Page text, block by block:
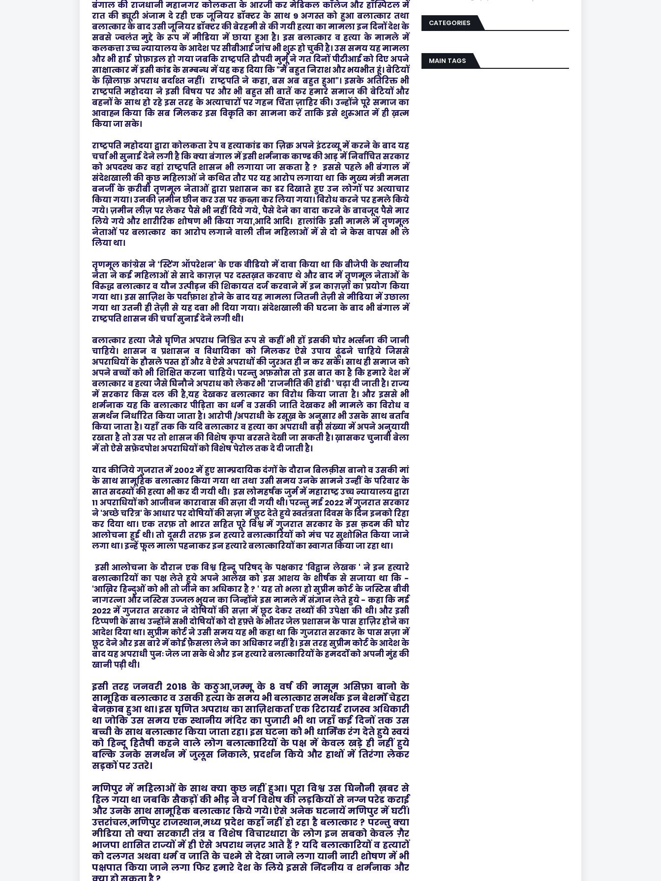
बंगाल की राजधानी महानगर कोलकता के आरजी कर मेडिकल कॉलेज और हॉस्पिटल में
रात की ड्यूटी अंजाम दे रही एक जूनियर डॉक्टर के साथ 9 अगस्त को हुआ बलात्कार तथा
बलात्कार के बाद उसी जूनियर डॉक्टर की बेरहमी से की गयी हत्या का मामला इन दिनों देश के
सबसे ज्वलंत मुद्दे के रूप में मीडिया में छाया हुआ है। इस बलात्कार व हत्या के मामले में
कलकत्ता उच्च न्यायालय के आदेश पर सीबीआई जांच भी शुरू हो चुकी है। उस समय यह मामला
और भी हाई प्रोफ़ाइल हो गया जबकि राष्ट्रपति द्रौपदी मुर्मू ने गत दिनों पीटीआई को दिए अपने
साक्षात्कार में इसी कांड के सम्बन्ध में यह कह दिया कि "मैं बहुत निराश और भयभीत हूं। बेटियों
के ख़िलाफ़ अपराध बर्दाश्त नहीं। राष्ट्रपति ने कहा, बस अब बहुत हुआ"। इसके अतिरिक्त भी
राष्ट्रपति महोदया ने इसी विषय पर और भी बहुत सी बातें कर हमारे समाज की बेटियों और
बहनों के साथ हो रहे इस तरह के अत्याचारों पर गहन चिंता ज़ाहिर की। उन्होंने पूरे समाज का
आवाह्न किया कि सब मिलकर इस विकृति का सामना करें ताकि इसे शुरुआत में ही ख़त्म
किया जा सके।
राष्ट्रपति महोदया द्वारा कोलकता रेप व हत्याकांड का ज़िक्र अपने इंटरव्यू में करने के बाद यह
चर्चा भी सुनाई देने लगी है कि क्या बंगाल में इसी शर्मनाक काण्ड की आड़ में निर्वाचित सरकार
को अपदस्थ कर वहां राष्ट्रपति शासन भी लगाया जा सकता है ? इससे पहले भी बंगाल में
संदेशखाली की कुछ महिलाओं ने कथित तौर पर यह आरोप लगाया था कि मुख्य मंत्री ममता
बनर्जी के क़रीबी तृणमूल नेताओं द्वारा प्रशासन का डर दिखाते हुए उन लोगों पर अत्याचार
किया गया। उनकी ज़मीन छीन कर उस पर क़ब्ज़ा कर लिया गया। विरोध करने पर हमले किये
गये। ज़मीन लीज़ पर लेकर पैसे भी नहीं दिये गये, पैसे देने का वादा करने के बावजूद पैसे मार
लिये गये और शारीरिक शोषण भी किया गया,आदि आदि। हालांकि इसी मामले में तृणमूल
नेताओं पर बलात्कार का आरोप लगाने वाली तीन महिलाओं में से दो ने केस वापस भी ले
लिया था।
तृणमूल कांग्रेस ने ‘स्टिंग ऑपरेशन’ के एक वीडियो में दावा किया था कि बीजेपी के स्थानीय
नेता ने कई महिलाओं से सादे काग़ज़ पर दस्तख़त करवाए थे और बाद में तृणमूल नेताओं के
विरुद्ध बलात्कार व यौन उत्पीड़न की शिकायत दर्ज करवाने में इन काग़ज़ों का प्रयोग किया
गया था। इस साज़िश के पर्दाफ़ाश होने के बाद यह मामला जितनी तेज़ी से मीडिया में उछाला
गया था उतनी ही तेज़ी से यह दबा भी दिया गया। संदेशखाली की घटना के बाद भी बंगाल में
राष्ट्रपति शासन की चर्चा सुनाई देने लगी थी।
बलात्कार हत्या जैसे घृणित अपराध निश्चित रूप से कहीं भी हों इसकी घोर भर्त्सना की जानी
चाहिये। शासन व प्रशासन व विधायिका को मिलकर ऐसे उपाय ढूंढने चाहिये जिससे
अपराधियों के हौसले पस्त हों और वे ऐसे अपराधों की जुरअत ही न कर सकें। साथ ही समाज को
अपने बच्चों को भी शिक्षित करना चाहिये। परन्तु अफ़सोस तो इस बात का है कि हमारे देश में
बलात्कार व हत्या जैसे घिनौने अपराध को लेकर भी 'राजनीति की हांडी ' चढ़ा दी जाती है। राज्य
में सरकार किस दल की है,यह देखकर बलात्कार का विरोध किया जाता है। और इससे भी
शर्मनाक यह कि बलात्कार पीड़िता का धर्म व उसकी जाति देखकर भी मामले का विरोध व
समर्थन निर्धारित किया जाता है। आरोपी /अपराधी के रसूख़ के अनुसार भी उसके साथ बर्ताव
किया जाता है। यहाँ तक कि यदि बलात्कार व हत्या का अपराधी बड़ी संख्या में अपने अनुयायी
रखता है तो उस पर तो शासन की विशेष कृपा बरसते देखी जा सकती है। ख़ासकर चुनावी बेला
में तो ऐसे सफ़ेदपोश अपराधियों को विशेष पेरोल तक दे दी जाती है।
याद कीजिये गुजरात में 2002 में हुए साम्प्रदायिक दंगों के दौरान बिलक़ीस बानो व उसकी मां
के साथ सामूहिक बलात्कार किया गया था तथा उसी समय उनके सामने उन्हीं के परिवार के
सात सदस्यों की हत्या भी कर दी गयी थी। इस लोमहर्षक जुर्म में महाराष्ट्र उच्च न्यायालय द्वारा
11 अपराधियों को आजीवन कारावास की सज़ा दी गयी थी। परन्तु मई 2022 में गुजरात सरकार
ने 'अच्छे चरित्र' के आधार पर दोषियों की सज़ा में छूट देते हुये स्वतंत्रता दिवस के दिन इनको रिहा
कर दिया था। एक तरफ़ तो भारत सहित पूरे विश्व में गुजरात सरकार के इस क़दम की घोर
आलोचना हुई थी। तो दूसरी तरफ़ इन हत्यारे बलात्कारियों को मंच पर सुशोभित किया जाने
लगा था। इन्हें फूल माला पहनाकर इन हत्यारे बलात्कारियों का स्वागत किया जा रहा था।
इसी आलोचना के दौरान एक विश्व हिन्दू परिषद् के पक्षकार 'विद्वान लेखक ' ने इन हत्यारे
बलात्कारियों का पक्ष लेते हुये अपने आलेख को इस आशय के शीर्षक से सजाया था कि -
'आख़िर हिन्दुओं को भी तो जीने का अधिकार है ? ' यह तो भला हो सुप्रीम कोर्ट के जस्टिस बीवी
नागरत्ना और जस्टिस उज्जल भुयन का जिन्होंने इस मामले में संज्ञान लेते हुये - कहा कि मई
2022 में गुजरात सरकार ने दोषियों की सज़ा में छूट देकर तथ्यों की उपेक्षा की थी। और इसी
टिप्पणी के साथ उन्होंने सभी दोषियों को दो हफ़्ते के भीतर जेल प्रशासन के पास हाज़िर होने का
आदेश दिया था। सुप्रीम कोर्ट ने उसी समय यह भी कहा था कि गुजरात सरकार के पास सज़ा में
छूट देने और इस बारे में कोई फ़ैसला लेने का अधिकार नहीं है। इस तरह सुप्रीम कोर्ट के आदेश के
बाद यह अपराधी पुनः जेल जा सके थे और इन हत्यारे बलात्कारियों के हमदर्दों को अपनी मुंह की
खानी पड़ी थी।
इसी तरह जनवरी 2018 के कठुआ,जम्मू के 8 वर्ष की मासूम असिफ़ा बानो के
सामूहिक बलात्कार व उसकी हत्या के समय भी बलात्कार समर्थक इन बेशर्मों चेहरा
बेनक़ाब हुआ था। इस घृणित अपराध का साज़िशकर्ता एक रिटायर्ड राजस्व अधिकारी
था जोकि उस समय एक स्थानीय मंदिर का पुजारी भी था जहाँ कई दिनों तक उस
बच्ची के साथ बलात्कार किया जाता रहा। इस घटना को भी धार्मिक रंग देते हुये स्वयं
को हिन्दू हितैषी कहने वाले लोग बलात्कारियों के पक्ष में केवल खड़े ही नहीं हुये
बल्कि उनके समर्थन में जुलूस निकाले, प्रदर्शन किये और हाथों में तिरंगा लेकर
सड़कों पर उतरे।
मणिपुर में महिलाओं के साथ क्या कुछ नहीं हुआ। पूरा विश्व उस घिनौनी ख़बर से
हिल गया था जबकि सैकड़ों की भीड़ ने वर्ग विशेष की लड़कियों से नग्न परेड कराई
और उनके साथ सामूहिक बलात्कार किये गये। ऐसे अनेक घटनायें मणिपुर में घटीं।
उत्तरांचल,मणिपुर राजस्थान,मध्य प्रदेश कहाँ नहीं हो रहा है बलात्कार ? परन्तु क्या
मीडिया तो क्या सरकारी तंत्र व विशेष विचारधारा के लोग इन सबको केवल ग़ैर
भाजपा शासित राज्यों में ही ऐसे अपराध नज़र आते हैं ? यदि बलात्कारियों व हत्यारों
को दलगत अथवा धर्म व जाति के चश्मे से देखा जाने लगा यानी नारी शोषण में भी
पक्षपात किया जाने लगा फिर हमारे देश के लिये इससे निंदनीय व शर्मनाक और
CATEGORIES
MAIN TAGS